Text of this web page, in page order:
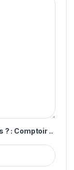
? : Comptoir ..